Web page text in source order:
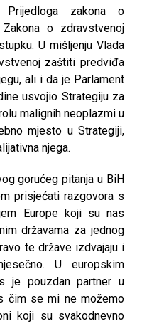
zakona o
o zdravstvenoj
U mišljenju Vlada
zaštiti predviđa
ali i da je Parlament
usvojio Strategiju za
malignih neoplazmi u
mjesto u Strategiji,
njega.
gorućeg pitanja u BiH
prisjećati razgovora s
Europe koji su nas
državama za jednog
te države izdvajaju i
U europskim
je pouzdan partner u
čim se mi ne možemo
koji su svakodnevno